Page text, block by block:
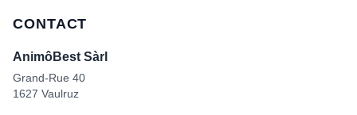
CONTACT
AnimôBest Sàrl
Grand-Rue 40
1627 Vaulruz